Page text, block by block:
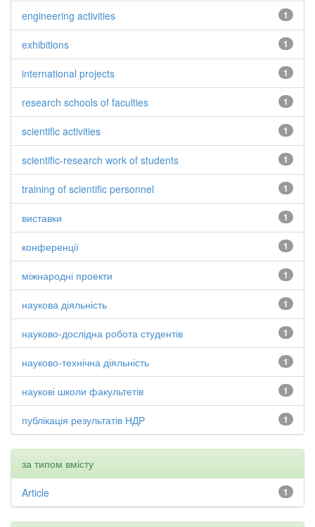
1
engineering activities
1
exhibitions
1
international projects
1
research schools of faculties
1
scientific activities
1
scientific-research work of students
1
training of scientific personnel
1
виставки
1
конференції
1
міжнародні проекти
1
наукова діяльність
1
науково-дослідна робота студентів
1
науково-технічна діяльність
1
наукові школи факультетів
1
публікація результатів НДР
за типом вмісту
1
Article